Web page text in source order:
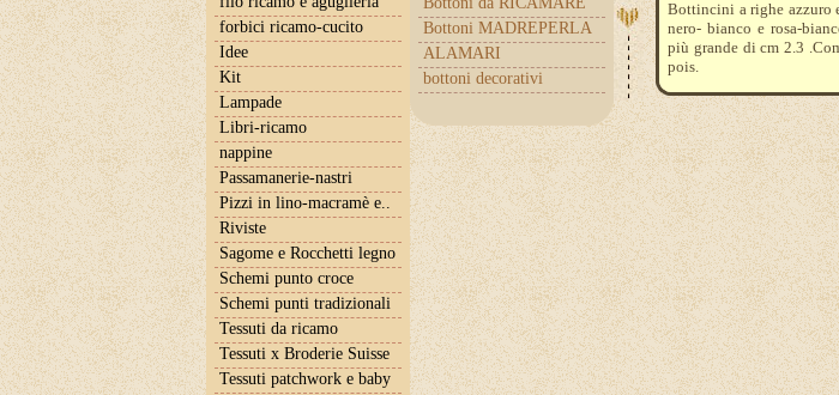
Bottoni MADREPERLA
ALAMARI
bottoni decorativi
forbici ricamo-cucito
Idee
Kit
Lampade
Libri-ricamo
nappine
Passamanerie-nastri
Pizzi in lino-macramè e..
Riviste
Sagome e Rocchetti legno
Schemi punto croce
Schemi punti tradizionali
Tessuti da ricamo
Tessuti x Broderie Suisse
Tessuti patchwork e baby
Bottincini a righe azzuro
nero- bianco e rosa-
più grande di cm 2.3
pois.